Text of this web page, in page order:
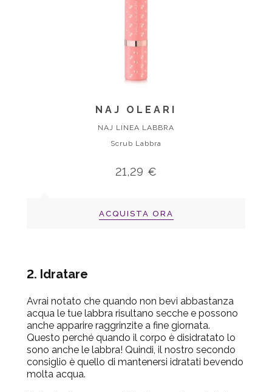
NAJ OLEARI
NAJ LINEA LABBRA
Scrub Labbra
21,29 €
ACQUISTA ORA
2. Idratare
Avrai notato che quando non bevi abbastanza
acqua le tue labbra risultano secche e possono
anche apparire raggrinzite a fine giornata.
Questo perché quando il corpo è disidratato lo
sono anche le labbra! Quindi, il nostro secondo
consiglio è quello di mantenersi idratati bevendo
molta acqua.